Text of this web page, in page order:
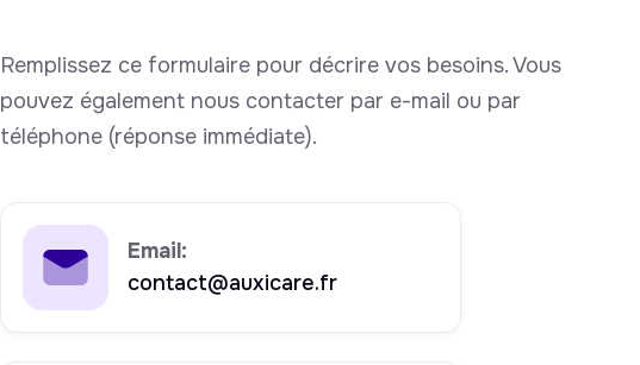
Remplissez ce formulaire pour décrire vos besoins. Vous
pouvez également nous contacter par e-mail ou par
téléphone (réponse immédiate).
Email:
contact@auxicare.fr